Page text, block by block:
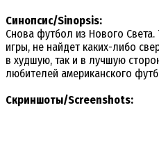
Синопсис/Sinopsis:
Снова футбол из Нового
игры, не найдет каких-либо
в худшую, так и в лучшую
любителей американского
Скриншоты/Screenshots: